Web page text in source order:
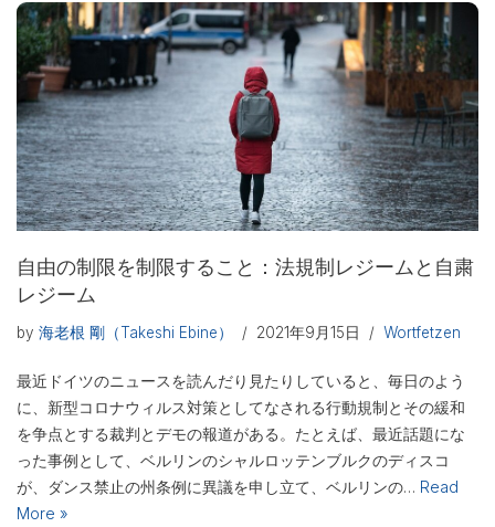
自由の制限を制限すること：法規制レジームと自粛
レジーム
by 海老根 剛（Takeshi Ebine） 2021年9月15日 Wortfetzen
最近ドイツのニュースを読んだり見たりしていると、毎日のよう
に、新型コロナウィルス対策としてなされる行動規制とその緩和
を争点とする裁判とデモの報道がある。たとえば、最近話題にな
った事例として、ベルリンのシャルロッテンブルクのディスコ
が、ダンス禁止の州条例に異議を申し立て、ベルリンの… Read
More »